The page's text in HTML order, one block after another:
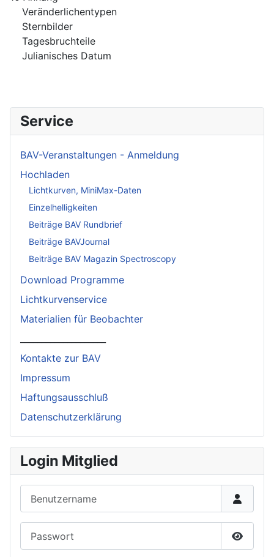
Veränderlichentypen
Sternbilder
Tagesbruchteile
Julianisches Datum
Service
BAV-Veranstaltungen - Anmeldung
Hochladen
Lichtkurven, MiniMax-Daten
Einzelhelligkeiten
Beiträge BAV Rundbrief
Beiträge BAVJournal
Beiträge BAV Magazin Spectroscopy
Download Programme
Lichtkurvenservice
Materialien für Beobachter
Kontakte zur BAV
Impressum
Haftungsausschluß
Datenschutzerklärung
Login Mitglied